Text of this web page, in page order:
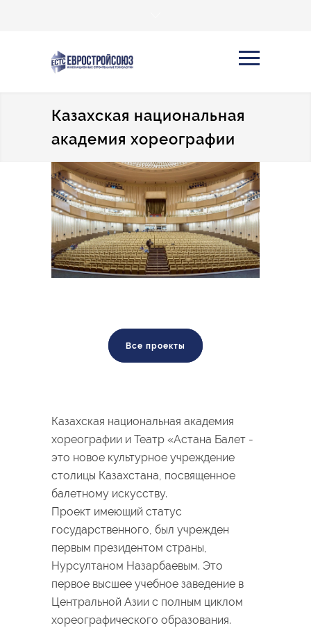
Казахская национальная
академия хореографии
Все проекты
Казахская национальная академия
хореографии и Театр «Астана Балет -
это новое культурное учреждение
столицы Казахстана, посвященное
балетному искусству.
Проект имеющий статус
государственного, был учрежден
первым президентом страны,
Нурсултаном Назарбаевым. Это
первое высшее учебное заведение в
Центральной Азии с полным циклом
хореографического образования.